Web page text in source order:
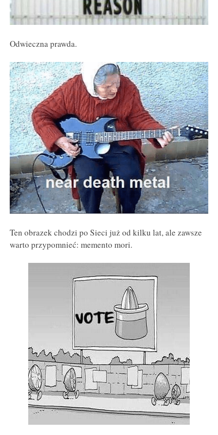
Odwieczna prawda.
Ten obrazek chodzi po Sieci już od kilku lat, ale zawsze
warto przypomnieć: memento mori.